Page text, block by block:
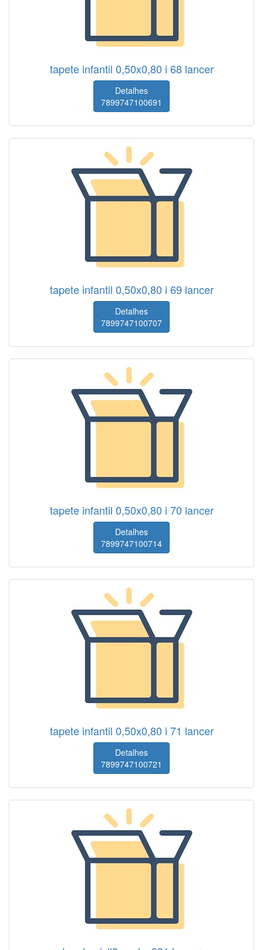
tapete infantil 0,50x0,80 i 68 lancer
Detalhes
7899747100691
tapete infantil 0,50x0,80 i 69 lancer
Detalhes
7899747100707
tapete infantil 0,50x0,80 i 70 lancer
Detalhes
7899747100714
tapete infantil 0,50x0,80 i 71 lancer
Detalhes
7899747100721